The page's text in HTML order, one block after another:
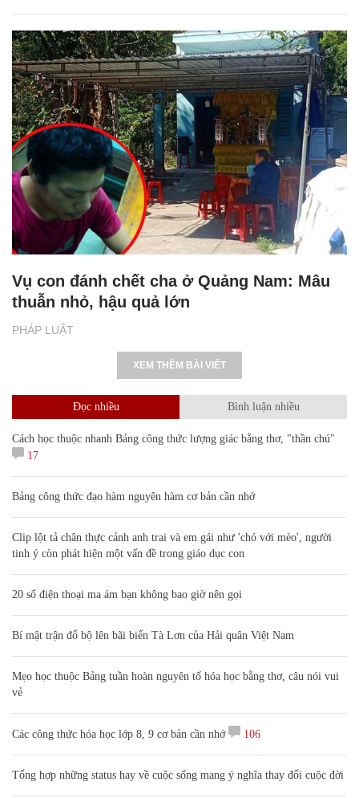
PHÁP LUẬT
Vụ con đánh chết cha ở Quảng Nam: Mâu
thuẫn nhỏ, hậu quả lớn
XEM THÊM BÀI VIẾT
Đọc nhiều Bình luận nhiều
Cách học thuộc nhanh Bảng công thức lượng giác bằng thơ, "thần chú"
17
Bảng công thức đạo hàm nguyên hàm cơ bản cần nhớ
Clip lột tả chân thực cảnh anh trai và em gái như 'chó với mèo', người
tinh ý còn phát hiện một vấn đề trong giáo dục con
20 số điện thoại ma ám bạn không bao giờ nên gọi
Bí mật trận đổ bộ lên bãi biển Tà Lơn của Hải quân Việt Nam
Mẹo học thuộc Bảng tuần hoàn nguyên tố hóa học bằng thơ, câu nói vui
vẻ
Các công thức hóa học lớp 8, 9 cơ bản cần nhớ 106
Tổng hợp những status hay về cuộc sống mang ý nghĩa thay đổi cuộc đời